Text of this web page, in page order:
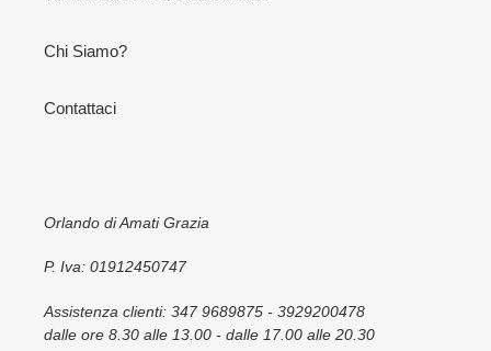
Chi Siamo?
Contattaci
Orlando di Amati Grazia
P. Iva: 01912450747
Assistenza clienti: 347 9689875 - 3929200478
dalle ore 8.30 alle 13.00 - dalle 17.00 alle 20.30